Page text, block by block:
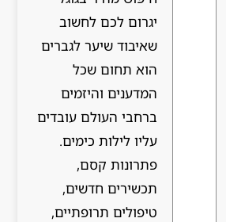
יגרום לכם לחשוב
שאיבוד שיער לגברים
הוא תחום שכל
המדענים והיזמים
ברחבי העולם עובדים
עליו לילות כימים.
פתרונות קסם,
תכשירים חדשים,
טיפולים תרופתיים,